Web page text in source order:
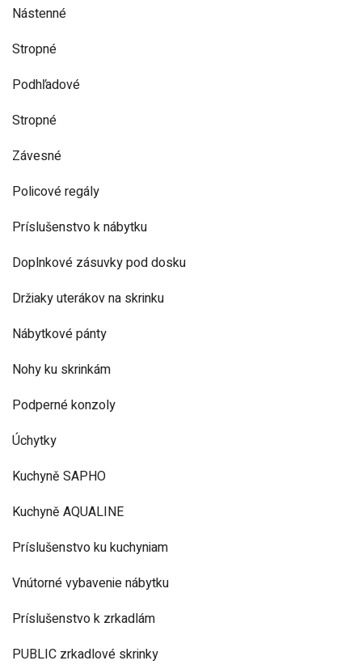
Nástenné
Stropné
Podhľadové
Stropné
Závesné
Policové regály
Príslušenstvo k nábytku
Doplnkové zásuvky pod dosku
Držiaky uterákov na skrinku
Nábytkové pánty
Nohy ku skrinkám
Podperné konzoly
Úchytky
Kuchyně SAPHO
Kuchyně AQUALINE
Príslušenstvo ku kuchyniam
Vnútorné vybavenie nábytku
Príslušenstvo k zrkadlám
PUBLIC zrkadlové skrinky